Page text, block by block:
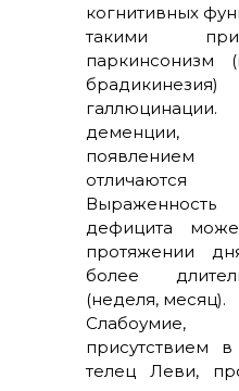
когнитивных
такими
паркинсонизм
деменции,
отличаются
дефицита
протяжении
более
(неделя, месяц).
Слабоумие,
присутствием
телец Леви,